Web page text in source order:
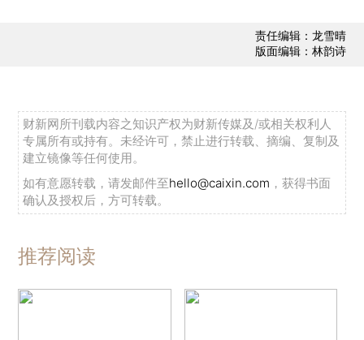
责任编辑：龙雪晴
版面编辑：林韵诗
财新网所刊载内容之知识产权为财新传媒及/或相关权利人
专属所有或持有。未经许可，禁止进行转载、摘编、复制及
建立镜像等任何使用。
如有意愿转载，请发邮件至hello@caixin.com ，获得书面
确认及授权后，方可转载。
推荐阅读